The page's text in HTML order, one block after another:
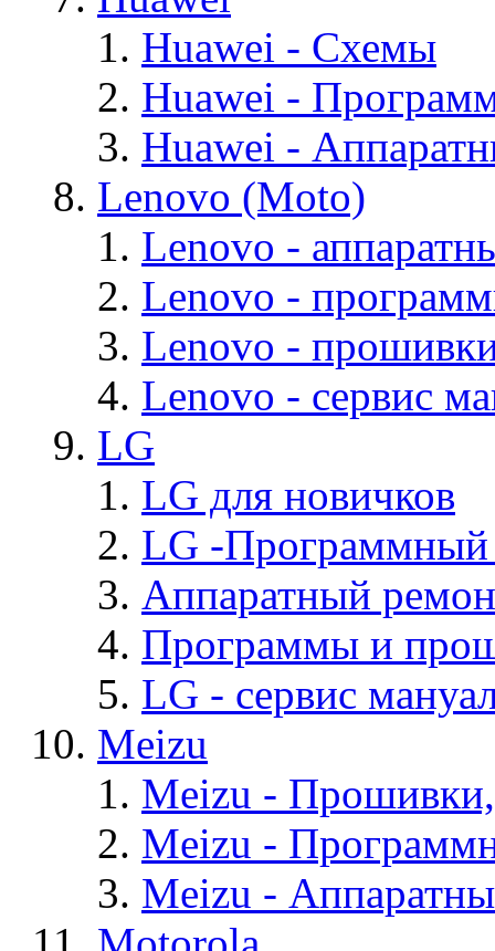
Huawei - Cхемы
Huawei -
Huawei -
Lenovo (Moto)
Lenovo -
Lenovo -
Lenovo -
Lenovo - cервис
LG
LG для новичков
LG -Программный
Аппаратный
Программы и
LG - cервис
Meizu
Meizu -
Meizu -
Meizu -